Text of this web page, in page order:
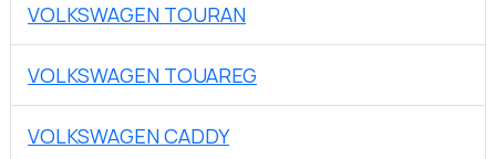
VOLKSWAGEN TOURAN
VOLKSWAGEN TOUAREG
VOLKSWAGEN CADDY